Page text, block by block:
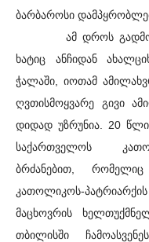
ბარბაროსი
ამ დროს
ხატიც ანჩიდან
ჭალაში, იოთამ
ღვთისმოყვარე გივი
დიდად უზრუნია. 20
საქართველოს
ბრძანებით,
კათოლიკოს-
მაცხოვრის
თბილისში